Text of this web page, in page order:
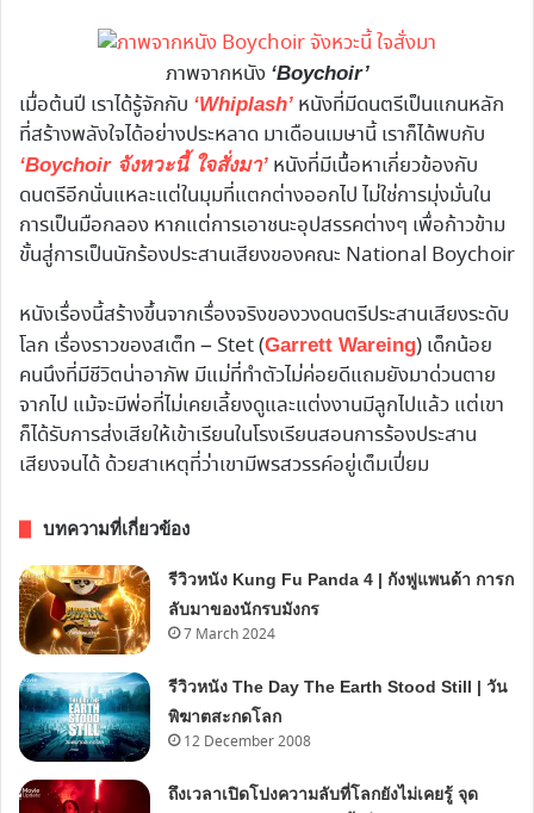
ภาพจากหนัง ‘Boychoir’
เมื่อต้นปี เราได้รู้จักกับ ‘Whiplash’ หนังที่มีดนตรีเป็นแกนหลัก
ที่สร้างพลังใจได้อย่างประหลาด มาเดือนเมษานี้ เราก็ได้พบกับ
‘Boychoir จังหวะนี้ ใจสั่งมา’ หนังที่มีเนื้อหาเกี่ยวข้องกับ
ดนตรีอีกนั่นแหละแต่ในมุมที่แตกต่างออกไป ไม่ใช่การมุ่งมั่นใน
การเป็นมือกลอง หากแต่การเอาชนะอุปสรรคต่างๆ เพื่อก้าวข้าม
ขั้นสู่การเป็นนักร้องประสานเสียงของคณะ National Boychoir
หนังเรื่องนี้สร้างขึ้นจากเรื่องจริงของวงดนตรีประสานเสียงระดับ
โลก เรื่องราวของสเต็ท – Stet (Garrett Wareing) เด็กน้อย
คนนึงที่มีชีวิตน่าอาภัพ มีแม่ที่ทำตัวไม่ค่อยดีแถมยังมาด่วนตาย
จากไป แม้จะมีพ่อที่ไม่เคยเลี้ยงดูและแต่งงานมีลูกไปแล้ว แต่เขา
ก็ได้รับการส่งเสียให้เข้าเรียนในโรงเรียนสอนการร้องประสาน
เสียงจนได้ ด้วยสาเหตุที่ว่าเขามีพรสวรรค์อยู่เต็มเปี่ยม
บทความที่เกี่ยวข้อง
รีวิวหนัง Kung Fu Panda 4 | กังฟูแพนด้า การก
ลับมาของนักรบมังกร
7 March 2024
รีวิวหนัง The Day The Earth Stood Still | วัน
พิฆาตสะกดโลก
12 December 2008
ถึงเวลาเปิดโปงความลับที่โลกยังไม่เคยรู้ จุด